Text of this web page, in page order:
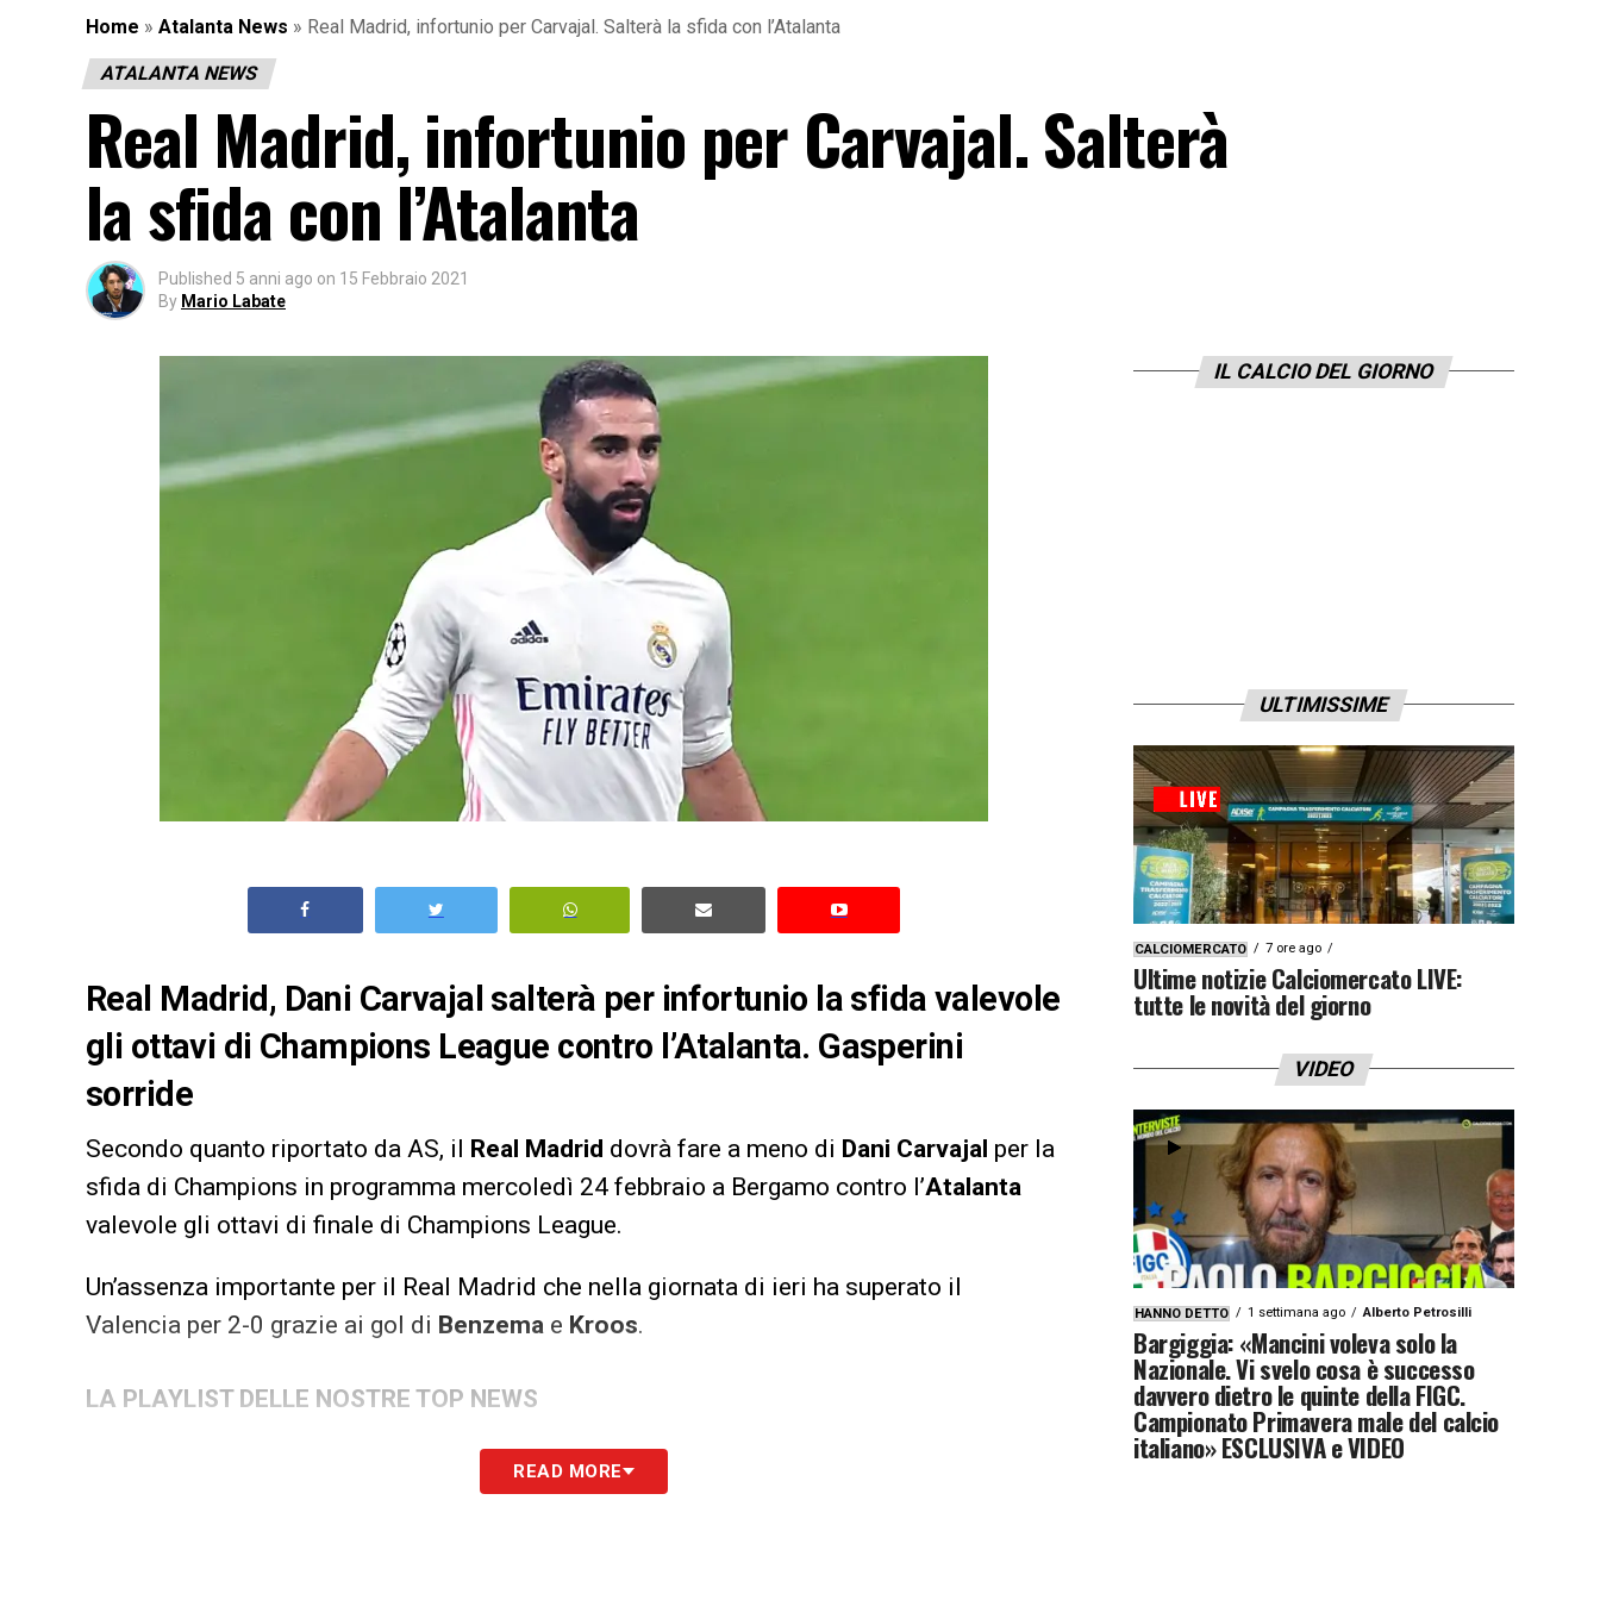
Home » Atalanta News » Real Madrid, infortunio per Carvajal. Salterà la sfida con l’Atalanta
ATALANTA NEWS
Real Madrid, infortunio per Carvajal. Salterà
la sfida con l’Atalanta
Published 5 anni ago on 15 Febbraio 2021
By Mario Labate
Real Madrid, Dani Carvajal salterà per infortunio la sfida valevole
gli ottavi di Champions League contro l’Atalanta. Gasperini
sorride
Secondo quanto riportato da AS, il Real Madrid dovrà fare a meno di Dani Carvajal per la
sfida di Champions in programma mercoledì 24 febbraio a Bergamo contro l’Atalanta
valevole gli ottavi di finale di Champions League.
Un’assenza importante per il Real Madrid che nella giornata di ieri ha superato il
Valencia per 2-0 grazie ai gol di Benzema e Kroos.
LA PLAYLIST DELLE NOSTRE TOP NEWS
READ MORE
IL CALCIO DEL GIORNO
ULTIMISSIME
CALCIOMERCATO 7 ore ago
Ultime notizie Calciomercato LIVE:
tutte le novità del giorno
VIDEO
HANNO DETTO 1 settimana ago Alberto Petrosilli
Bargiggia: «Mancini voleva solo la
Nazionale. Vi svelo cosa è successo
davvero dietro le quinte della FIGC.
Campionato Primavera male del calcio
italiano» ESCLUSIVA e VIDEO